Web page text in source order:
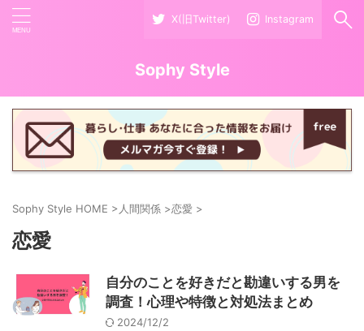
X(旧Twitter) Instagram
Sophy Style
Sophy Style HOME >人間関係 >恋愛 >
恋愛
自分のことを好きだと勘違いする男を
調査！心理や特徴と対処法まとめ
2024/12/2